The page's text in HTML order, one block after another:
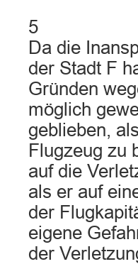
5
Da die
der Stadt F
Gründen
möglich
geblieben,
Flugzeug zu
auf die
als er auf
der
eigene
der